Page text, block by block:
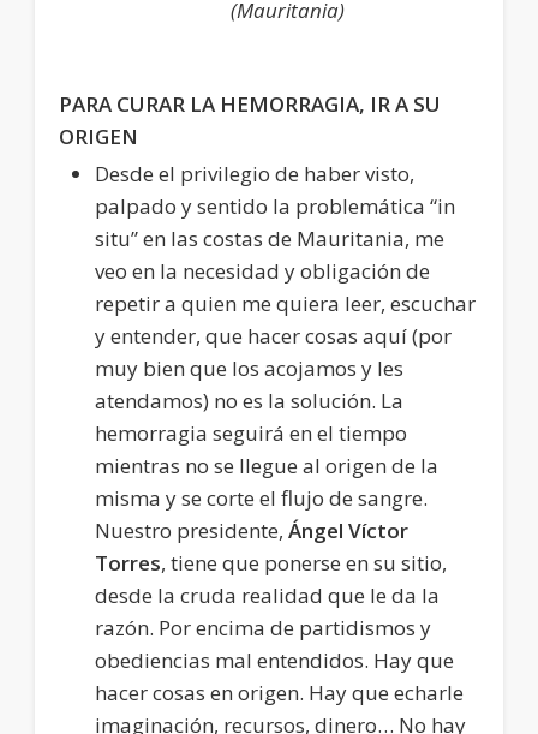
(Mauritania)
PARA CURAR LA HEMORRAGIA, IR A SU
ORIGEN
Desde el privilegio de haber visto,
palpado y sentido la problemática “in
situ” en las costas de Mauritania, me
veo en la necesidad y obligación de
repetir a quien me quiera leer, escuchar
y entender, que hacer cosas aquí (por
muy bien que los acojamos y les
atendamos) no es la solución. La
hemorragia seguirá en el tiempo
mientras no se llegue al origen de la
misma y se corte el flujo de sangre.
Nuestro presidente, Ángel Víctor
Torres, tiene que ponerse en su sitio,
desde la cruda realidad que le da la
razón. Por encima de partidismos y
obediencias mal entendidos. Hay que
hacer cosas en origen. Hay que echarle
imaginación, recursos, dinero… No hay